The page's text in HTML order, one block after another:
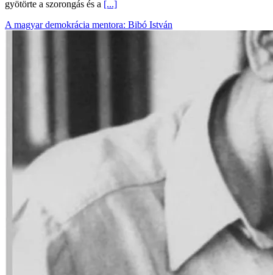
gyötörte a szorongás és a [...]
A magyar demokrácia mentora: Bibó István